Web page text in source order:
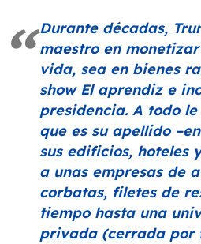
Durante décadas,
maestro en
vida, sea en bienes
show El aprendize
presidencia. A todo
que es su apellido
sus edificios, hoteles
a unas empresas de
corbatas, filetes de
tiempo hasta una
privada (cerrada por